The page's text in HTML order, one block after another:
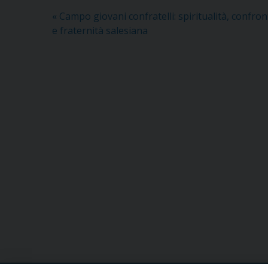
« Campo giovani confratelli: spiritualità,
e fraternità salesiana